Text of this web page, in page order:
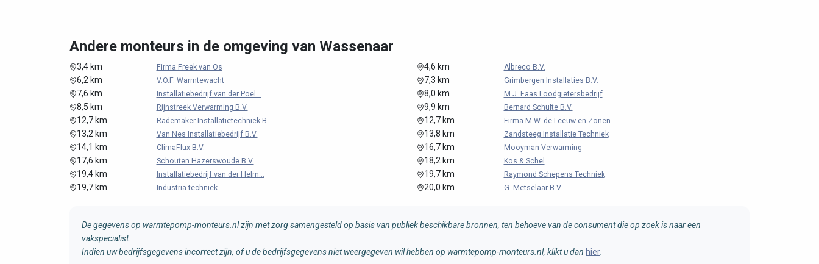
Andere monteurs in de omgeving van Wassenaar
3,4 km Firma Freek van Os 4,6 km Albreco B.V.
6,2 km V.O.F. Warmtewacht 7,3 km Grimbergen Installaties B.V.
7,6 km Installatiebedrijf van der Poel... 8,0 km M.J. Faas Loodgietersbedrijf
8,5 km Rijnstreek Verwarming B.V. 9,9 km Bernard Schulte B.V.
12,7 km Rademaker Installatietechniek B.... 12,7 km Firma M.W. de Leeuw en Zonen
13,2 km Van Nes Installatiebedrijf B.V. 13,8 km Zandsteeg Installatie Techniek
14,1 km ClimaFlux B.V. 16,7 km Mooyman Verwarming
17,6 km Schouten Hazerswoude B.V. 18,2 km Kos & Schel
19,4 km Installatiebedrijf van der Helm... 19,7 km Raymond Schepens Techniek
19,7 km Industria techniek 20,0 km G. Metselaar B.V.
De gegevens op warmtepomp-monteurs.nl zijn met zorg samengesteld op basis van publiek beschikbare bronnen, ten behoeve van de consument die op zoek is naar een
vakspecialist.
Indien uw bedrijfsgegevens incorrect zijn, of u de bedrijfsgegevens niet weergegeven wil hebben op warmtepomp-monteurs.nl, klikt u dan hier.